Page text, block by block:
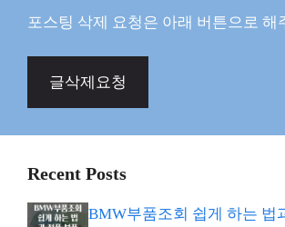
포스팅 삭제 요청은 아래 버튼으로 해
글삭제요청
Recent Posts
BMW부품조회 쉽게 하는 법